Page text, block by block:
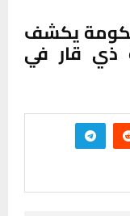
يكشف
ذي قار في